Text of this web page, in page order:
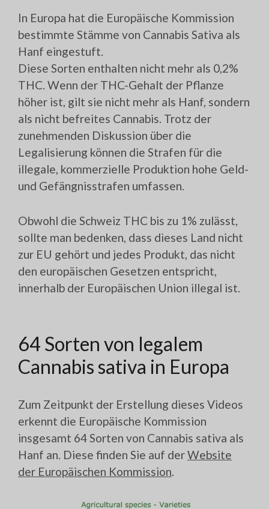
In Europa hat die Europäische Kommission
bestimmte Stämme von Cannabis Sativa als
Hanf eingestuft.
Diese Sorten enthalten nicht mehr als 0,2%
THC. Wenn der THC-Gehalt der Pflanze
höher ist, gilt sie nicht mehr als Hanf, sondern
als nicht befreites Cannabis. Trotz der
zunehmenden Diskussion über die
Legalisierung können die Strafen für die
illegale, kommerzielle Produktion hohe Geld-
und Gefängnisstrafen umfassen.
Obwohl die Schweiz THC bis zu 1% zulässt,
sollte man bedenken, dass dieses Land nicht
zur EU gehört und jedes Produkt, das nicht
den europäischen Gesetzen entspricht,
innerhalb der Europäischen Union illegal ist.
64 Sorten von legalem
Cannabis sativa in Europa
Zum Zeitpunkt der Erstellung dieses Videos
erkennt die Europäische Kommission
insgesamt 64 Sorten von Cannabis sativa als
Hanf an. Diese finden Sie auf derWebsite
der Europäischen Kommission.